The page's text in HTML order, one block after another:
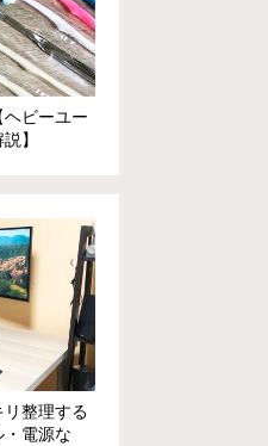
ビーユー
】
整理する
電源な